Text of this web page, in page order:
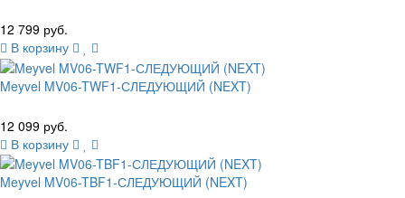
12 799 руб.
В корзину
Meyvel MV06-TWF1-СЛЕДУЮЩИЙ (NEXT)
12 099 руб.
В корзину
Meyvel MV06-TBF1-СЛЕДУЮЩИЙ (NEXT)